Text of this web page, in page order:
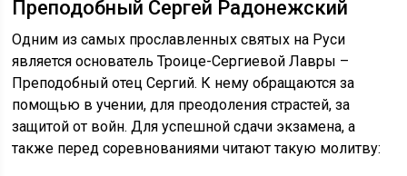
Преподобный Сергей Радонежский
Одним из самых прославленных святых на Руси
является основатель Троице-Сергиевой Лавры –
Преподобный отец Сергий. К нему обращаются за
помощью в учении, для преодоления страстей, за
защитой от войн. Для успешной сдачи экзамена, а
также перед соревнованиями читают такую молитву: